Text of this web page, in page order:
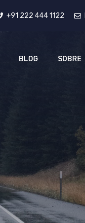
+91 222 444 1122
BLOG SOBRE